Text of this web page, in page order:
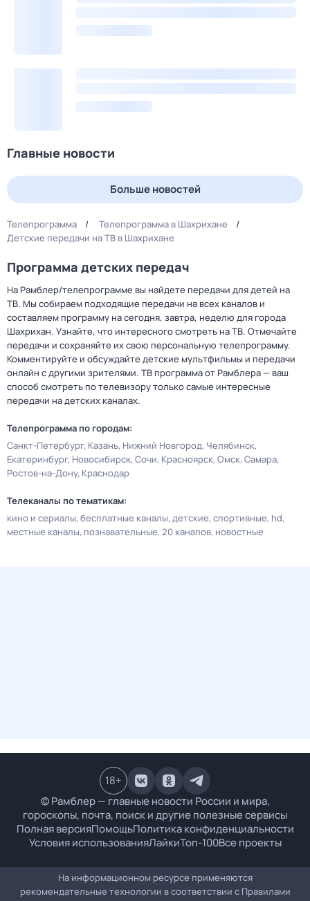
Главные новости
Больше новостей
Телепрограмма
Телепрограмма в Шахрихане
Детские передачи на ТВ в Шахрихане
Программа детских передач
На Рамблер/телепрограмме вы найдете передачи для детей на
ТВ. Мы собираем подходящие передачи на всех каналов и
составляем программу на сегодня, завтра, неделю для города
Шахрихан. Узнайте, что интересного смотреть на ТВ. Отмечайте
передачи и сохраняйте их свою персональную телепрограмму.
Комментируйте и обсуждайте детские мультфильмы и передачи
онлайн с другими зрителями. ТВ программа от Рамблера — ваш
способ смотреть по телевизору только самые интересные
передачи на детских каналах.
Телепрограмма по городам:
Санкт-Петербург Казань Нижний Новгород Челябинск
Екатеринбург Новосибирск Сочи Красноярск Омск Самара
Ростов-на-Дону Краснодар
Телеканалы по тематикам:
кино и сериалы бесплатные каналы детские спортивные hd
местные каналы познавательные 20 каналов новостные
© Рамблер — главные новости России и мира,
гороскопы, почта, поиск и другие полезные сервисы
Полная версияПомощьПолитика конфиденциальности
Условия использованияЛайкиТоп-100Все проекты
18+
На информационном ресурсе применяются
рекомендательные технологии в соответствии с Правилами